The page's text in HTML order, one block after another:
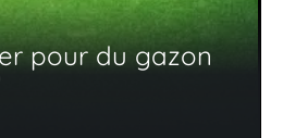
pour du gazon